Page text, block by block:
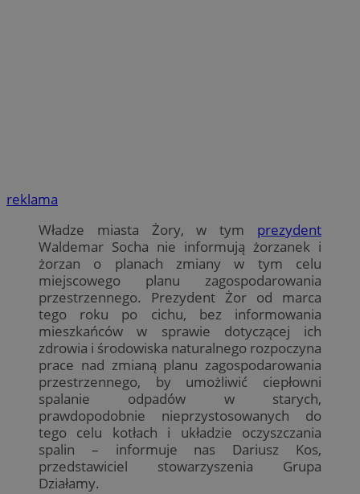
reklama
Władze miasta Żory, w tym prezydent
Waldemar Socha nie informują żorzanek i
żorzan o planach zmiany w tym celu
miejscowego planu zagospodarowania
przestrzennego. Prezydent Żor od marca
tego roku po cichu, bez informowania
mieszkańców w sprawie dotyczącej ich
zdrowia i środowiska naturalnego rozpoczyna
prace nad zmianą planu zagospodarowania
przestrzennego, by umożliwić ciepłowni
spalanie odpadów w starych,
prawdopodobnie nieprzystosowanych do
tego celu kotłach i układzie oczyszczania
spalin – informuje nas Dariusz Kos,
przedstawiciel stowarzyszenia Grupa
Działamy.